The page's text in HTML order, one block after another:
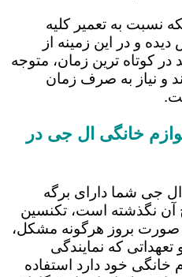
نسبت به تعمیر کلیه
و در این زمینه از
در کوتاه ترین زمان، متوجه
و نیاز به صرف زمان
خانگی ال جی در
جی شما دارای برگه
آن نگذشته است، تکنسین
صورت بروز هرگونه مشکل،
تعهداتی که نمایندگی
خود دارد استفاده